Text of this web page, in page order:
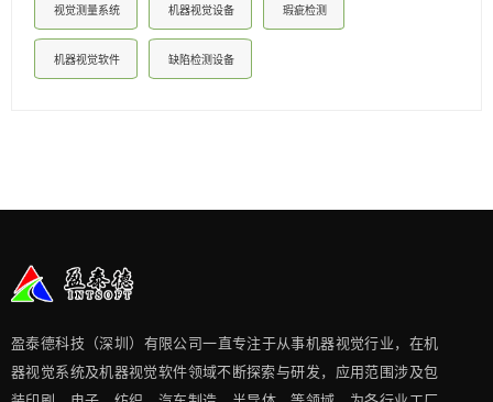
视觉测量系统 机器视觉设备 瑕疵检测
机器视觉软件 缺陷检测设备
盈泰德科技（深圳）有限公司一直专注于从事机器视觉行业，在机
器视觉系统及机器视觉软件领域不断探索与研发​，应用范围涉及包